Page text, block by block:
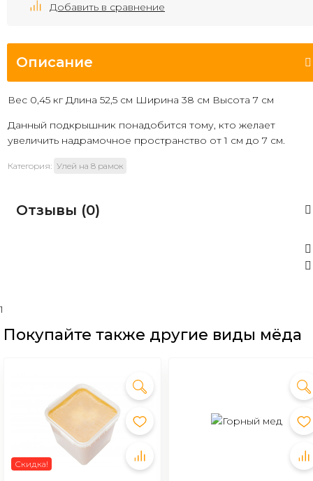
Добавить в сравнение
Описание
Вес 0,45 кг Длина 52,5 см Ширина 38 см Высота 7 см
Данный подкрышник понадобится тому, кто желает
увеличить надрамочное пространство от 1 см до 7 см.
Категория: Улей на 8 рамок
Отзывы (0)
1
Покупайте также другие виды мёда
Скидка!